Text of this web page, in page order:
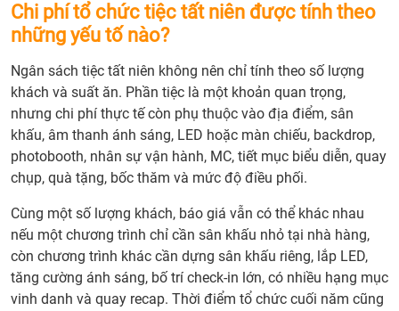
Chi phí tổ chức tiệc tất niên được tính theo
những yếu tố nào?
Ngân sách tiệc tất niên không nên chỉ tính theo số lượng
khách và suất ăn. Phần tiệc là một khoản quan trọng,
nhưng chi phí thực tế còn phụ thuộc vào địa điểm, sân
khấu, âm thanh ánh sáng, LED hoặc màn chiếu, backdrop,
photobooth, nhân sự vận hành, MC, tiết mục biểu diễn, quay
chụp, quà tặng, bốc thăm và mức độ điều phối.
Cùng một số lượng khách, báo giá vẫn có thể khác nhau
nếu một chương trình chỉ cần sân khấu nhỏ tại nhà hàng,
còn chương trình khác cần dựng sân khấu riêng, lắp LED,
tăng cường ánh sáng, bố trí check-in lớn, có nhiều hạng mục
vinh danh và quay recap. Thời điểm tổ chức cuối năm cũng